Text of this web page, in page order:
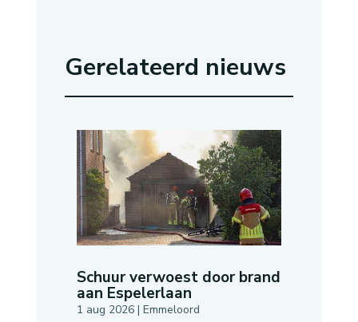
Gerelateerd nieuws
Schuur verwoest door brand
aan Espelerlaan
1 aug 2026| Emmeloord